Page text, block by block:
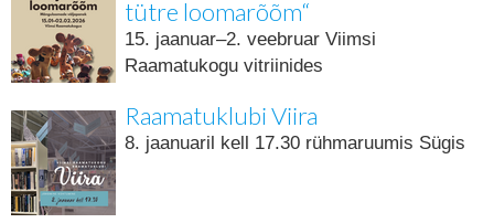
tütre loomarõõm“
15. jaanuar–2. veebruar Viimsi
Raamatukogu vitriinides
Raamatuklubi Viira
8. jaanuaril kell 17.30 rühmaruumis Sügis